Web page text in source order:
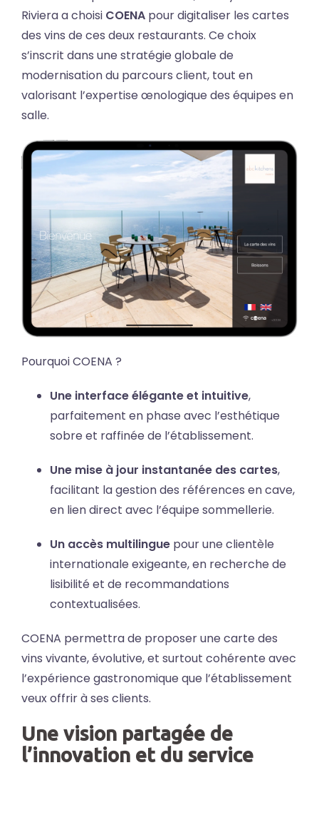
Riviera a choisi COENA pour digitaliser les cartes
des vins de ces deux restaurants. Ce choix
s’inscrit dans une stratégie globale de
modernisation du parcours client, tout en
valorisant l’expertise œnologique des équipes en
salle.
Pourquoi COENA ?
Une interface élégante et intuitive,
parfaitement en phase avec l’esthétique
sobre et raffinée de l’établissement.
Une mise à jour instantanée des cartes,
facilitant la gestion des références en cave,
en lien direct avec l’équipe sommellerie.
Un accès multilingue pour une clientèle
internationale exigeante, en recherche de
lisibilité et de recommandations
contextualisées.
COENA permettra de proposer une carte des
vins vivante, évolutive, et surtout cohérente avec
l’expérience gastronomique que l’établissement
veux offrir à ses clients.
Une vision partagée de
l’innovation et du service